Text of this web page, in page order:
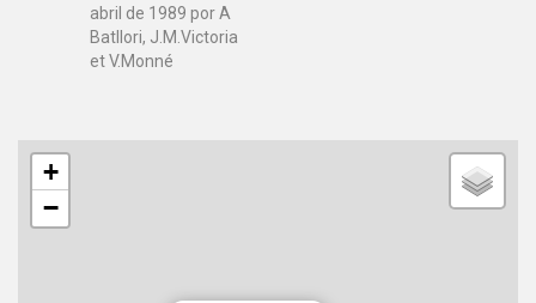
abril de 1989 por A
Batllori, J.M.Victoria
et V.Monné
+
−